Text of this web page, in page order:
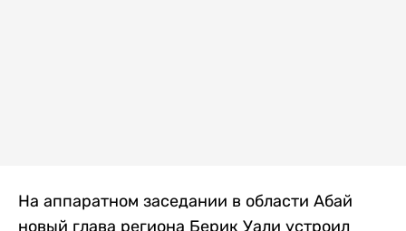
На аппаратном заседании в области Абай
новый глава региона Берик Уали устроил